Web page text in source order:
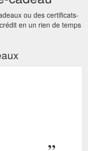
ou des certificats-
en un rien de temps